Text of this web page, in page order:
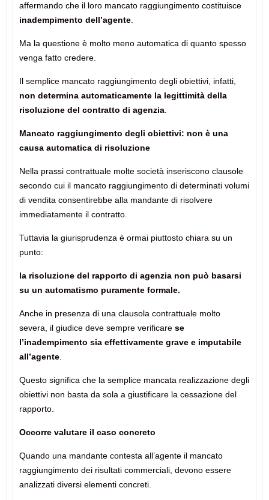
affermando che il loro mancato raggiungimento costituisce
inadempimento dell’agente.
Ma la questione è molto meno automatica di quanto spesso
venga fatto credere.
Il semplice mancato raggiungimento degli obiettivi, infatti,
non determina automaticamente la legittimità della
risoluzione del contratto di agenzia.
Mancato raggiungimento degli obiettivi: non è una
causa automatica di risoluzione
Nella prassi contrattuale molte società inseriscono clausole
secondo cui il mancato raggiungimento di determinati volumi
di vendita consentirebbe alla mandante di risolvere
immediatamente il contratto.
Tuttavia la giurisprudenza è ormai piuttosto chiara su un
punto:
la risoluzione del rapporto di agenzia non può basarsi
su un automatismo puramente formale.
Anche in presenza di una clausola contrattuale molto
severa, il giudice deve sempre verificare se
l’inadempimento sia effettivamente grave e imputabile
all’agente.
Questo significa che la semplice mancata realizzazione degli
obiettivi non basta da sola a giustificare la cessazione del
rapporto.
Occorre valutare il caso concreto
Quando una mandante contesta all’agente il mancato
raggiungimento dei risultati commerciali, devono essere
analizzati diversi elementi concreti.